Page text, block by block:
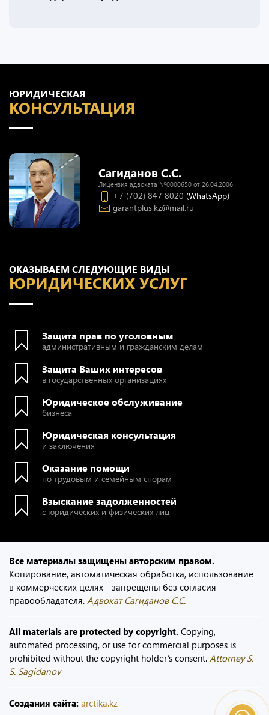
ОКАЗЫВАЕМ СЛЕДУЮЩИЕ ВИДЫ
ЮРИДИЧЕСКИХ УСЛУГ
Защита прав по уголовным
административным и гражданским делам
Защита Ваших интересов
в государственных организациях
Юридическое обслуживание
бизнеса
Юридическая консультация
и заключения
Оказание помощи
по трудовым и семейным спорам
Взыскание задолженностей
с юридических и физических лиц
ЮРИДИЧЕСКАЯ
КОНСУЛЬТАЦИЯ
Сагиданов С.С.
Лицензия адвоката №0000650 от 26.04.2006
+7 (702) 847 8020 (WhatsApp)
garantplus.kz@mail.ru
Все материалы защищены авторским правом.
Копирование, автоматическая обработка, использование
в коммерческих целях - запрещены без согласия
правообладателя. Адвокат Сагиданов С.С.
All materials are protected by copyright. Copying,
automated processing, or use for commercial purposes is
prohibited without the copyright holder’s consent. Attorney S.
S. Sagidanov
Создания сайта: arctika.kz